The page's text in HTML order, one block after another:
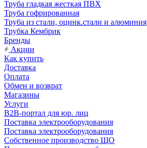
Труба гладкая жесткая ПВХ
Труба гофрированная
Труба из стали, оцинк.стали и алюминия
Трубка Кембрик
Бренды
Акции
Как купить
Доставка
Оплата
Обмен и возврат
Магазины
Услуги
B2B-портал для юр. лиц
Поставка электрооборудования
Поставка электрооборудования
Собственное производство ЩО